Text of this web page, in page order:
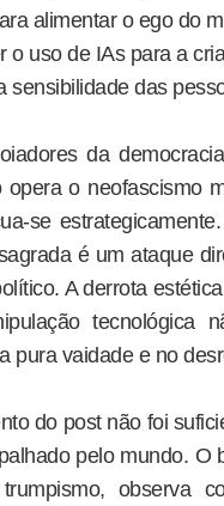
alimentar o ego do
o uso de IAs para a
sensibilidade das
da
opera o neofascismo
se
é um ataque
A derrota
tecnológica
pura vaidade e no
do post não foi
pelo mundo. O
observa